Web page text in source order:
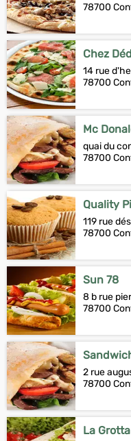
78700
Chez
14 rue
78700
Mc
quai du
78700
Quality
119 rue
78700
Sun 78
8 b rue
78700
2 rue
78700
La Grotta